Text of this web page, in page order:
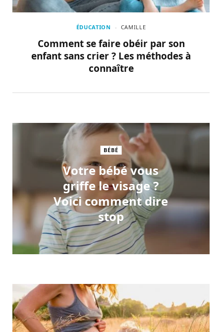
ÉDUCATION CAMILLE
Comment se faire obéir par son
enfant sans crier ? Les méthodes à
connaître
BÉBÉ
Votre bébé vous
griffe le visage ?
Voici comment dire
stop